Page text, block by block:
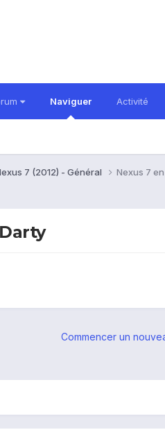
Naviguer Activité
7 (2012) - Général Nexus 7
Commencer un